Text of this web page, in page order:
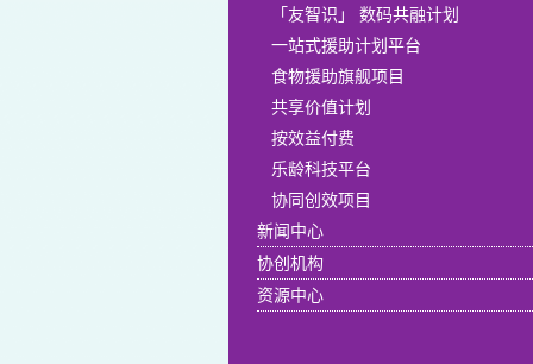
「友智识」 数码共融计划
一站式援助计划平台
食物援助旗舰项目
共享价值计划
按效益付费
乐龄科技平台
协同创效项目
新闻中心
协创机构
资源中心